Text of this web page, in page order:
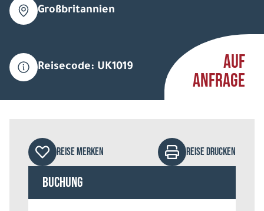
Großbritannien
Reisecode: UK1019
AUF
ANFRAGE
REISE MERKEN REISE DRUCKEN
Buchung